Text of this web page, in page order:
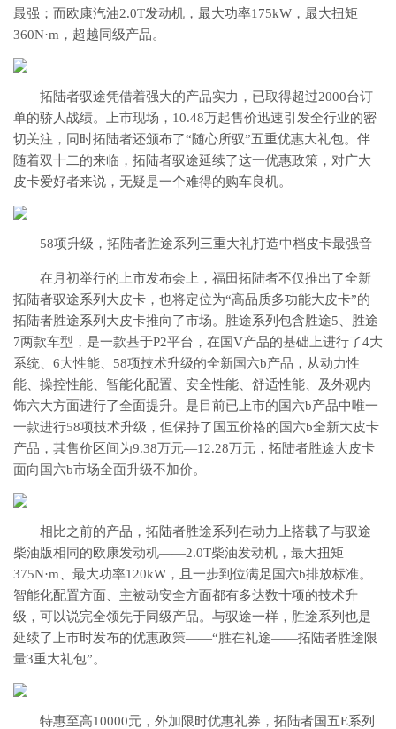
最强；而欧康汽油2.0T发动机，最大功率175kW，最大扭矩
360N·m，超越同级产品。
拓陆者驭途凭借着强大的产品实力，已取得超过2000台订
单的骄人战绩。上市现场，10.48万起售价迅速引发全行业的密
切关注，同时拓陆者还颁布了“随心所驭”五重优惠大礼包。伴
随着双十二的来临，拓陆者驭途延续了这一优惠政策，对广大
皮卡爱好者来说，无疑是一个难得的购车良机。
58项升级，拓陆者胜途系列三重大礼打造中档皮卡最强音
在月初举行的上市发布会上，福田拓陆者不仅推出了全新
拓陆者驭途系列大皮卡，也将定位为“高品质多功能大皮卡”的
拓陆者胜途系列大皮卡推向了市场。胜途系列包含胜途5、胜途
7两款车型，是一款基于P2平台，在国V产品的基础上进行了4大
系统、6大性能、58项技术升级的全新国六b产品，从动力性
能、操控性能、智能化配置、安全性能、舒适性能、及外观内
饰六大方面进行了全面提升。是目前已上市的国六b产品中唯一
一款进行58项技术升级，但保持了国五价格的国六b全新大皮卡
产品，其售价区间为9.38万元—12.28万元，拓陆者胜途大皮卡
面向国六b市场全面升级不加价。
相比之前的产品，拓陆者胜途系列在动力上搭载了与驭途
柴油版相同的欧康发动机——2.0T柴油发动机，最大扭矩
375N·m、最大功率120kW，且一步到位满足国六b排放标准。
智能化配置方面、主被动安全方面都有多达数十项的技术升
级，可以说完全领先于同级产品。与驭途一样，胜途系列也是
延续了上市时发布的优惠政策——“胜在礼途——拓陆者胜途限
量3重大礼包”。
特惠至高10000元，外加限时优惠礼券，拓陆者国五E系列